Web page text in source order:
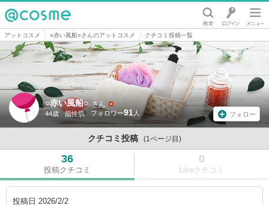
@cosme
アットコスメ ○赤い風船○さんのアットコスメ クチコミ投稿一覧
○赤い風船○ さん
44歳 脂性肌 91 フォロー
クチコミ投稿 (1ページ目)
36
投稿クチコミ
0
Likeクチコミ
投稿日 2026/2/2